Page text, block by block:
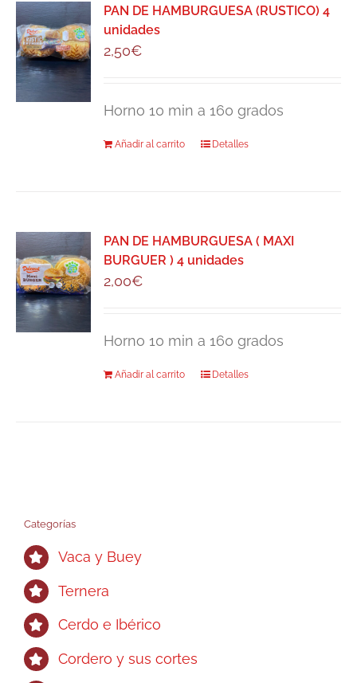
PAN DE HAMBURGUESA (RUSTICO) 4
unidades
2,50€
Horno 10 min a 160 grados
Añadir al carrito Detalles
PAN DE HAMBURGUESA ( MAXI
BURGUER ) 4 unidades
2,00€
Horno 10 min a 160 grados
Añadir al carrito Detalles
Categorías
Vaca y Buey
Ternera
Cerdo e Ibérico
Cordero y sus cortes